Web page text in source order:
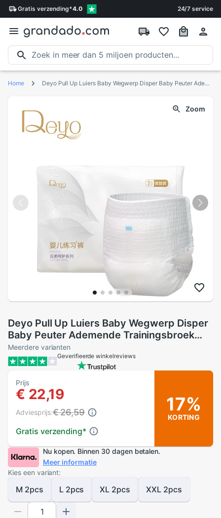
Gratis verzending*4.0 24/7 service
Home Deyo Pull Up Luiers Baby Wegwerp Disper Baby Peuter Ademende Trainingsbroek Luiers Slipje Proefpakket 2Pcs
Zoom
Deyo Pull Up Luiers Baby Wegwerp Disper
Baby Peuter Ademende Trainingsbroek
Luiers Slipje Proefpakket 2Pcs
Meerdere varianten
Geverifieerde winkelreviews
Prijs
€ 22,19
Gratis verzending*
Adviesprijs:€ 26,59 17%
KORTING
Nu kopen. Binnen 30 dagen betalen.
Meer informatie
Kies een variant:
M 2pcs L 2pcs XL 2pcs XXL 2pcs